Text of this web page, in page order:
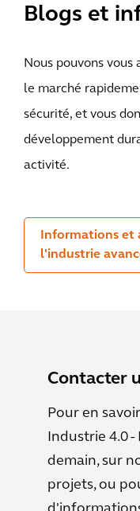
Blogs et
Nous pouvons
le marché
sécurité, et vous
développement
activité.
Informations et
l'industrie
Contacter
Pour en
Industrie 4.0
demain, sur
projets, ou